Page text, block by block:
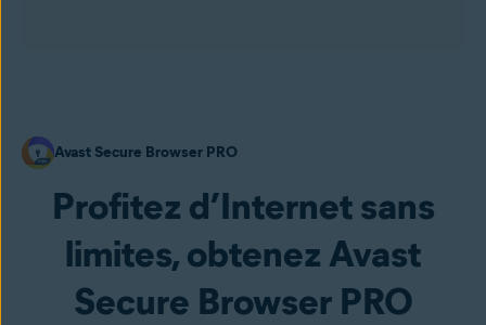
Avast Secure Browser PRO
Profitez d’Internet sans
limites, obtenez Avast
Secure Browser PRO